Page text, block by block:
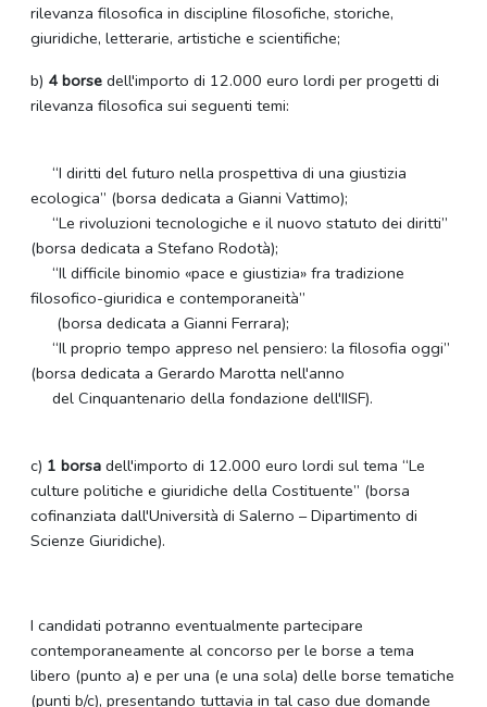
rilevanza filosofica in discipline filosofiche, storiche,
giuridiche, letterarie, artistiche e scientifiche;
b) 4 borse dell'importo di 12.000 euro lordi per progetti di
rilevanza filosofica sui seguenti temi:
“I diritti del futuro nella prospettiva di una giustizia
ecologica” (borsa dedicata a Gianni Vattimo);
“Le rivoluzioni tecnologiche e il nuovo statuto dei diritti”
(borsa dedicata a Stefano Rodotà);
“Il difficile binomio «pace e giustizia» fra tradizione
filosofico-giuridica e contemporaneità”
(borsa dedicata a Gianni Ferrara);
“Il proprio tempo appreso nel pensiero: la filosofia oggi”
(borsa dedicata a Gerardo Marotta nell'anno
del Cinquantenario della fondazione dell'IISF).
c) 1 borsa dell'importo di 12.000 euro lordi sul tema “Le
culture politiche e giuridiche della Costituente” (borsa
cofinanziata dall'Università di Salerno – Dipartimento di
Scienze Giuridiche).
I candidati potranno eventualmente partecipare
contemporaneamente al concorso per le borse a tema
libero (punto a) e per una (e una sola) delle borse tematiche
(punti b/c), presentando tuttavia in tal caso due domande